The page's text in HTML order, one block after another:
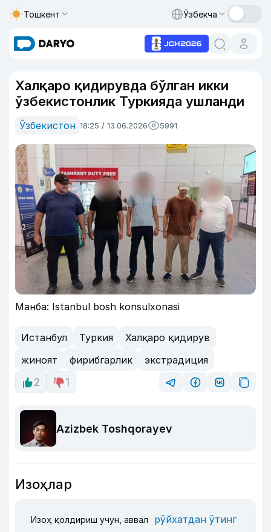
Тошкент Ўзбекча
Халқаро қидирувда бўлган икки
ўзбекистонлик Туркияда ушланди
Ўзбекистон 18:25 / 13.06.2026 5991
Манба: Istanbul bosh konsulxonasi
Истанбул Туркия
Халқаро қидирув
жиноят
фирибгарлик
экстрадиция
2
1
Azizbek Toshqorayev
Изоҳлар
Изоҳ қолдириш учун, аввал рўйхатдан ўтинг